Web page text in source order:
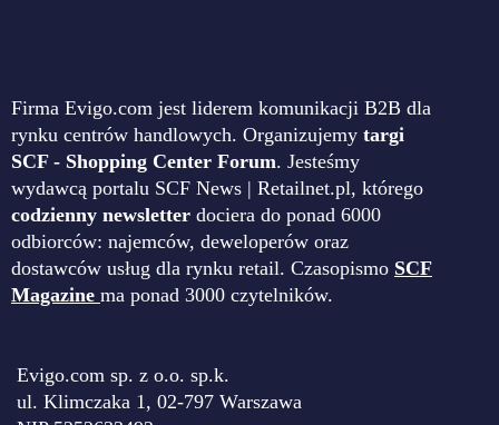
Firma Evigo.com jest liderem komunikacji B2B dla
rynku centrów handlowych. Organizujemy targi
SCF - Shopping Center Forum. Jesteśmy
wydawcą portalu SCF News | Retailnet.pl, którego
codzienny newsletter dociera do ponad 6000
odbiorców: najemców, deweloperów oraz
dostawców usług dla rynku retail. Czasopismo SCF
Magazine ma ponad 3000 czytelników.
Evigo.com sp. z o.o. sp.k.
ul. Klimczaka 1, 02-797 Warszawa